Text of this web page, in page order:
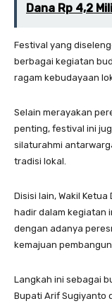
Dana Rp 4,2
Festival yang
berbagai kegiatan
ragam kebudayaan
Selain merayakan
penting, festival ini
silaturahmi
tradisi lokal.
Disisi lain, Wakil
hadir dalam kegiatan
dengan adanya
kemajuan
Langkah ini sebagai
Bupati Arif Sugiyanto